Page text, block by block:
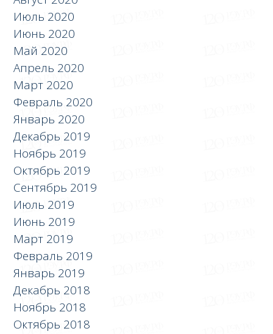
Июль 2020
Июнь 2020
Май 2020
Апрель 2020
Март 2020
Февраль 2020
Январь 2020
Декабрь 2019
Ноябрь 2019
Октябрь 2019
Сентябрь 2019
Июль 2019
Июнь 2019
Март 2019
Февраль 2019
Январь 2019
Декабрь 2018
Ноябрь 2018
Октябрь 2018